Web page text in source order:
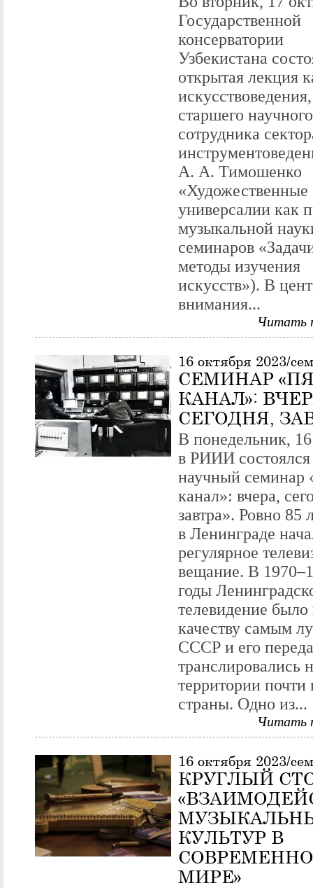
Государственной
консерватории
Узбекистана
открытая лекция
искусствоведения,
старшего научного
сотрудника
А. А. Тимошенко
«Художественные
универсалии как
музыкальной
семинаров
методы изучения
искусств»). В
внимания...
Читать
16 октября 2023/
СЕМИНАР
КАНАЛ»:
СЕГОДНЯ,
В понедельник,
в РИИИ состоялся
научный семинар
канал»: вчера,
завтра». Ровно 85
в Ленинграде
регулярное
вещание. В
годы
телевидение было
качеству самым
СССР и его
транслировались
территории почти
страны. Одно из...
Читать
16 октября 2023/
КРУГЛЫЙ
КУЛЬТУР В
МИРЕ»